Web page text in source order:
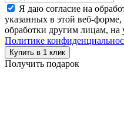
Я даю согласие на
указанных в этой веб-
обработки другим лицам, на
Политике
Купить в 1 клик
Получить подарок